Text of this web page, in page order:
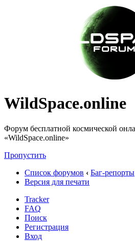
WildSpace.online
Форум бесплатной космической
«WildSpace.online»
Пропустить
Список форумов ‹ Баг-репорты
Версия для печати
Tracker
FAQ
Поиск
Регистрация
Вход